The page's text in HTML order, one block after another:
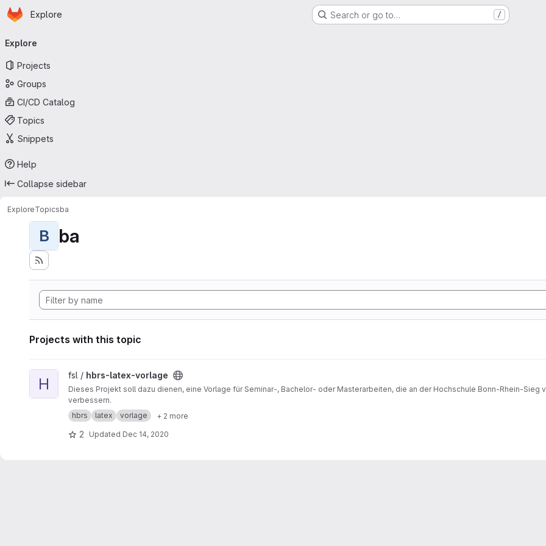
Skip to main content
Homepage
Explore Search or go to… /
navigation
Explore
Projects
Groups
CI/CD Catalog
Topics
Snippets
Help
Collapse sidebar
ExploreTopicsba
B ba
Projects with this topic
View hbrs-latex-vorlage project
H fsl / hbrs-latex-vorlage
Dieses Projekt soll dazu dienen, eine Vorlage für Seminar-, Bachelor- oder Masterarbeiten, die an der Hochschule Bonn-Rhein-
verbessern.
hbrs
latex vorlage + 2 more
2 Updated Dec 14, 2020